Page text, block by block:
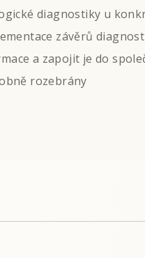
diagnostiky u
závěrů
a zapojit je do
rozebrány